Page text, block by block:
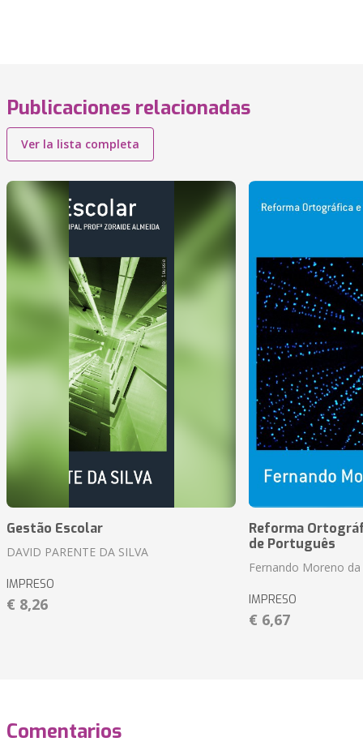
Publicaciones relacionadas
Ver la lista completa
Gestão Escolar
DAVID PARENTE DA SILVA
IMPRESO
€ 8,26
Reforma
de Português
Fernando Moreno da
IMPRESO
€ 6,67
Comentarios